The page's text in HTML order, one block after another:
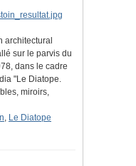
architectural
sur le parvis du
dans le cadre
"Le Diatope.
miroirs,
, Le Diatope